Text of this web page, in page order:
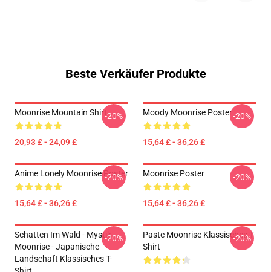
Beste Verkäufer Produkte
Moonrise Mountain Shirt
20,93 £ - 24,09 £
-20% Moody Moonrise Poster
15,64 £ - 36,26 £
-20%
Anime Lonely Moonrise Poster
15,64 £ - 36,26 £
-20% Moonrise Poster
15,64 £ - 36,26 £
-20%
Schatten Im Wald - Mystik
Moonrise - Japanische
Landschaft Klassisches T-
-20%
Paste Moonrise Klassisches T-
Shirt
-20%